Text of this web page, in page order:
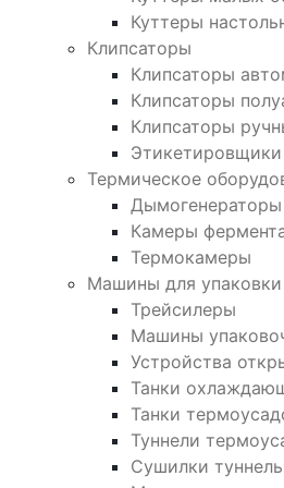
Куттеры
Клипсаторы
Клипсаторы
Клипсаторы
Клипсаторы
Этикетировщики
Термическое
Дымогенераторы
Камеры
Термокамеры
Машины для упаковки
Трейсилеры
Машины
Устройства
Танки
Танки
Туннели
Сушилки